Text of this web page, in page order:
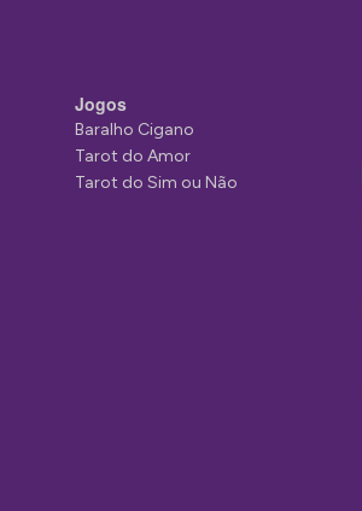
Jogos
Baralho Cigano
Tarot do Amor
Tarot do Sim ou Não